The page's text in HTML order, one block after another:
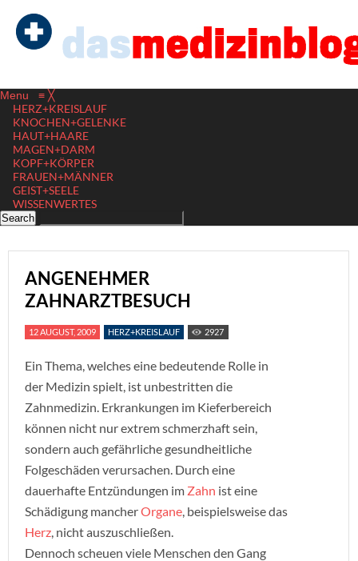
Menu ≡ ╳
HERZ+KREISLAUF
KNOCHEN+GELENKE
HAUT+HAARE
MAGEN+DARM
KOPF+KÖRPER
FRAUEN+MÄNNER
GEIST+SEELE
WISSENWERTES
ANGENEHMER
ZAHNARZTBESUCH
12 AUGUST, 2009 HERZ+KREISLAUF 2927
Ein Thema, welches eine bedeutende Rolle in
der Medizin spielt, ist unbestritten die
Zahnmedizin. Erkrankungen im Kieferbereich
können nicht nur extrem schmerzhaft sein,
sondern auch gefährliche gesundheitliche
Folgeschäden verursachen. Durch eine
dauerhafte Entzündungen im Zahn ist eine
Schädigung mancherOrgane, beispielsweise das
Herz, nicht auszuschließen.
Dennoch scheuen viele Menschen den Gang